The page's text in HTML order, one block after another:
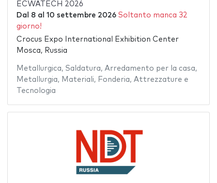
ECWATECH 2026
Dal 8 al 10 settembre 2026 Soltanto manca 32
giorno!
Crocus Expo International Exhibition Center
Mosca, Russia
Metallurgica, Saldatura, Arredamento per la casa,
Metallurgia, Materiali, Fonderia, Attrezzature e
Tecnologia